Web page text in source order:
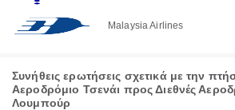
Malaysia Airlines
Συνήθεις ερωτήσεις σχετικά με την
Αεροδρόμιο Τσενάι προς Διεθνές
Λουμπούρ